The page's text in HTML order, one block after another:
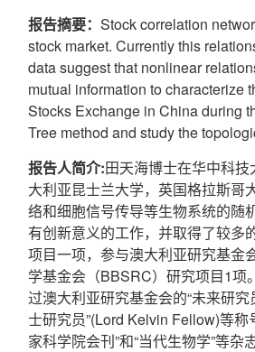
报告摘要： Stock correlation
stock market. Currently this
data suggest that nonlinear
mutual information to characterize
Stocks Exchange in China during
Tree method and study the
报告人简介:田天海博士在华中科
大利亚昆士兰大学，英国格拉斯哥
络和细胞信号传导等生物系统的随
有创新意义的工作，并取得了较多
项目一项，参与澳大利亚研究基金
学基金会（BBSRC）研究项目1项
过澳大利亚研究基金会的“未来研
士研究员”(Lord Kelvin Fellow)等
家科学院会刊”和“当代生物学”等